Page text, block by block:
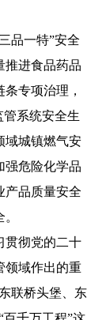
品一特”安全
推进食品药品
专项治理，
管系统安全生
域城镇燃气安
强危险化学品
产品质量安全
彻党的二十
领域作出的重
联桥头堡、东